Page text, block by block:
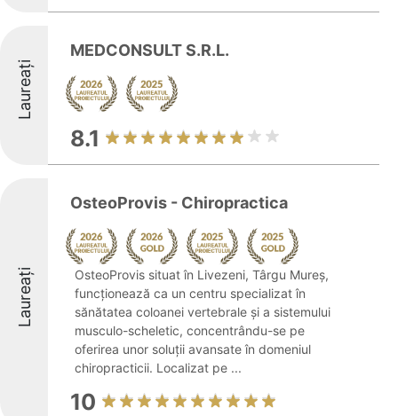
Laureați
MEDCONSULT S.R.L.
8.1
Laureați
OsteoProvis - Chiropractica
OsteoProvis situat în Livezeni, Târgu Mureș,
funcționează ca un centru specializat în
sănătatea coloanei vertebrale și a sistemului
musculo-scheletic, concentrându-se pe
oferirea unor soluții avansate în domeniul
chiropracticii. Localizat pe ...
10